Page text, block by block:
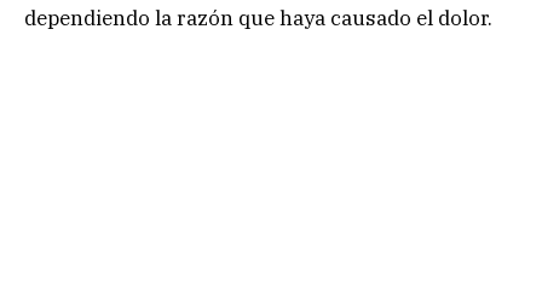
dependiendo la razón que haya causado el dolor.